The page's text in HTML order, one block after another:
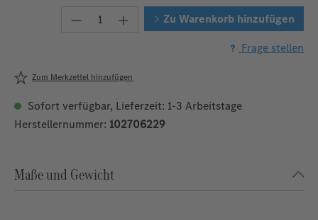
Produkt Anzahl: Gib den
Zu Warenkorb hinzufügen
Frage stellen
Zum Merkzettel hinzufügen
Sofort verfügbar, Lieferzeit: 1-3 Arbeitstage
Herstellernummer: 102706229
Maße und Gewicht